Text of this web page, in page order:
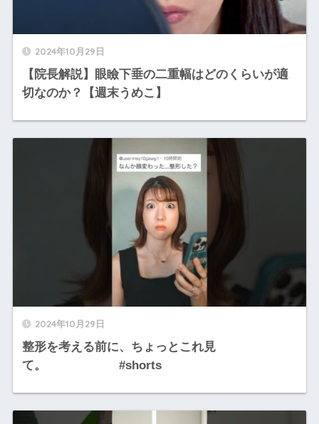
2024年10月29日
【院長解説】眼瞼下垂の二重幅はどのくらいが適
切なのか？【週末うめこ】
2024年10月29日
整形を考える前に、ちょっとこれ見
て。 #shorts